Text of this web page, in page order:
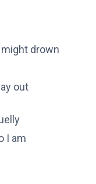
might drown
out
I am